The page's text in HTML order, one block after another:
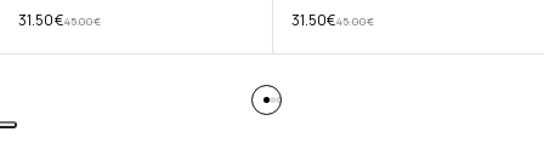
45.00€
31.50€ 45.00€
31.50€